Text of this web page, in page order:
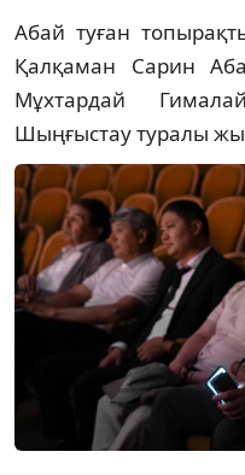
Абай туған
Қалқаман Сарин
Мұхтардай
Шыңғыстау туралы